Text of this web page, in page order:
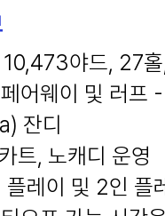
야드, 27
어웨이 및 러프
잔디
트, 노캐디 운영
레이 및 2인 플